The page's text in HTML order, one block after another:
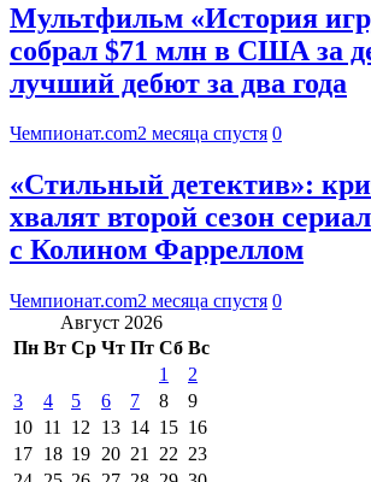
Мультфильм «История
собрал $71 млн в США за
лучший дебют за два года
Чемпионат.com2 месяца спустя 0
«Стильный детектив»:
хвалят второй сезон
с Колином Фарреллом
Чемпионат.com2 месяца спустя 0
Август 2026
Пн Вт Ср Чт Пт Сб Вс
1
2
3
4 5 6 7 8
9
10 11 12 13 14 15 16
17 18 19 20 21 22 23